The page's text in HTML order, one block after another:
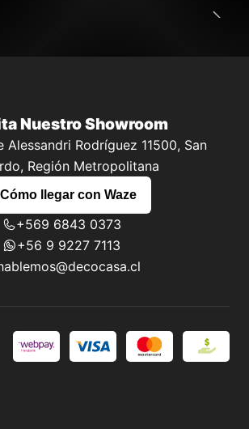
Nuestro Showroom
Alessandri Rodríguez 11500, San
Región Metropolitana
Cómo llegar con Waze
+569 6843 0373
+56 9 9227 7113